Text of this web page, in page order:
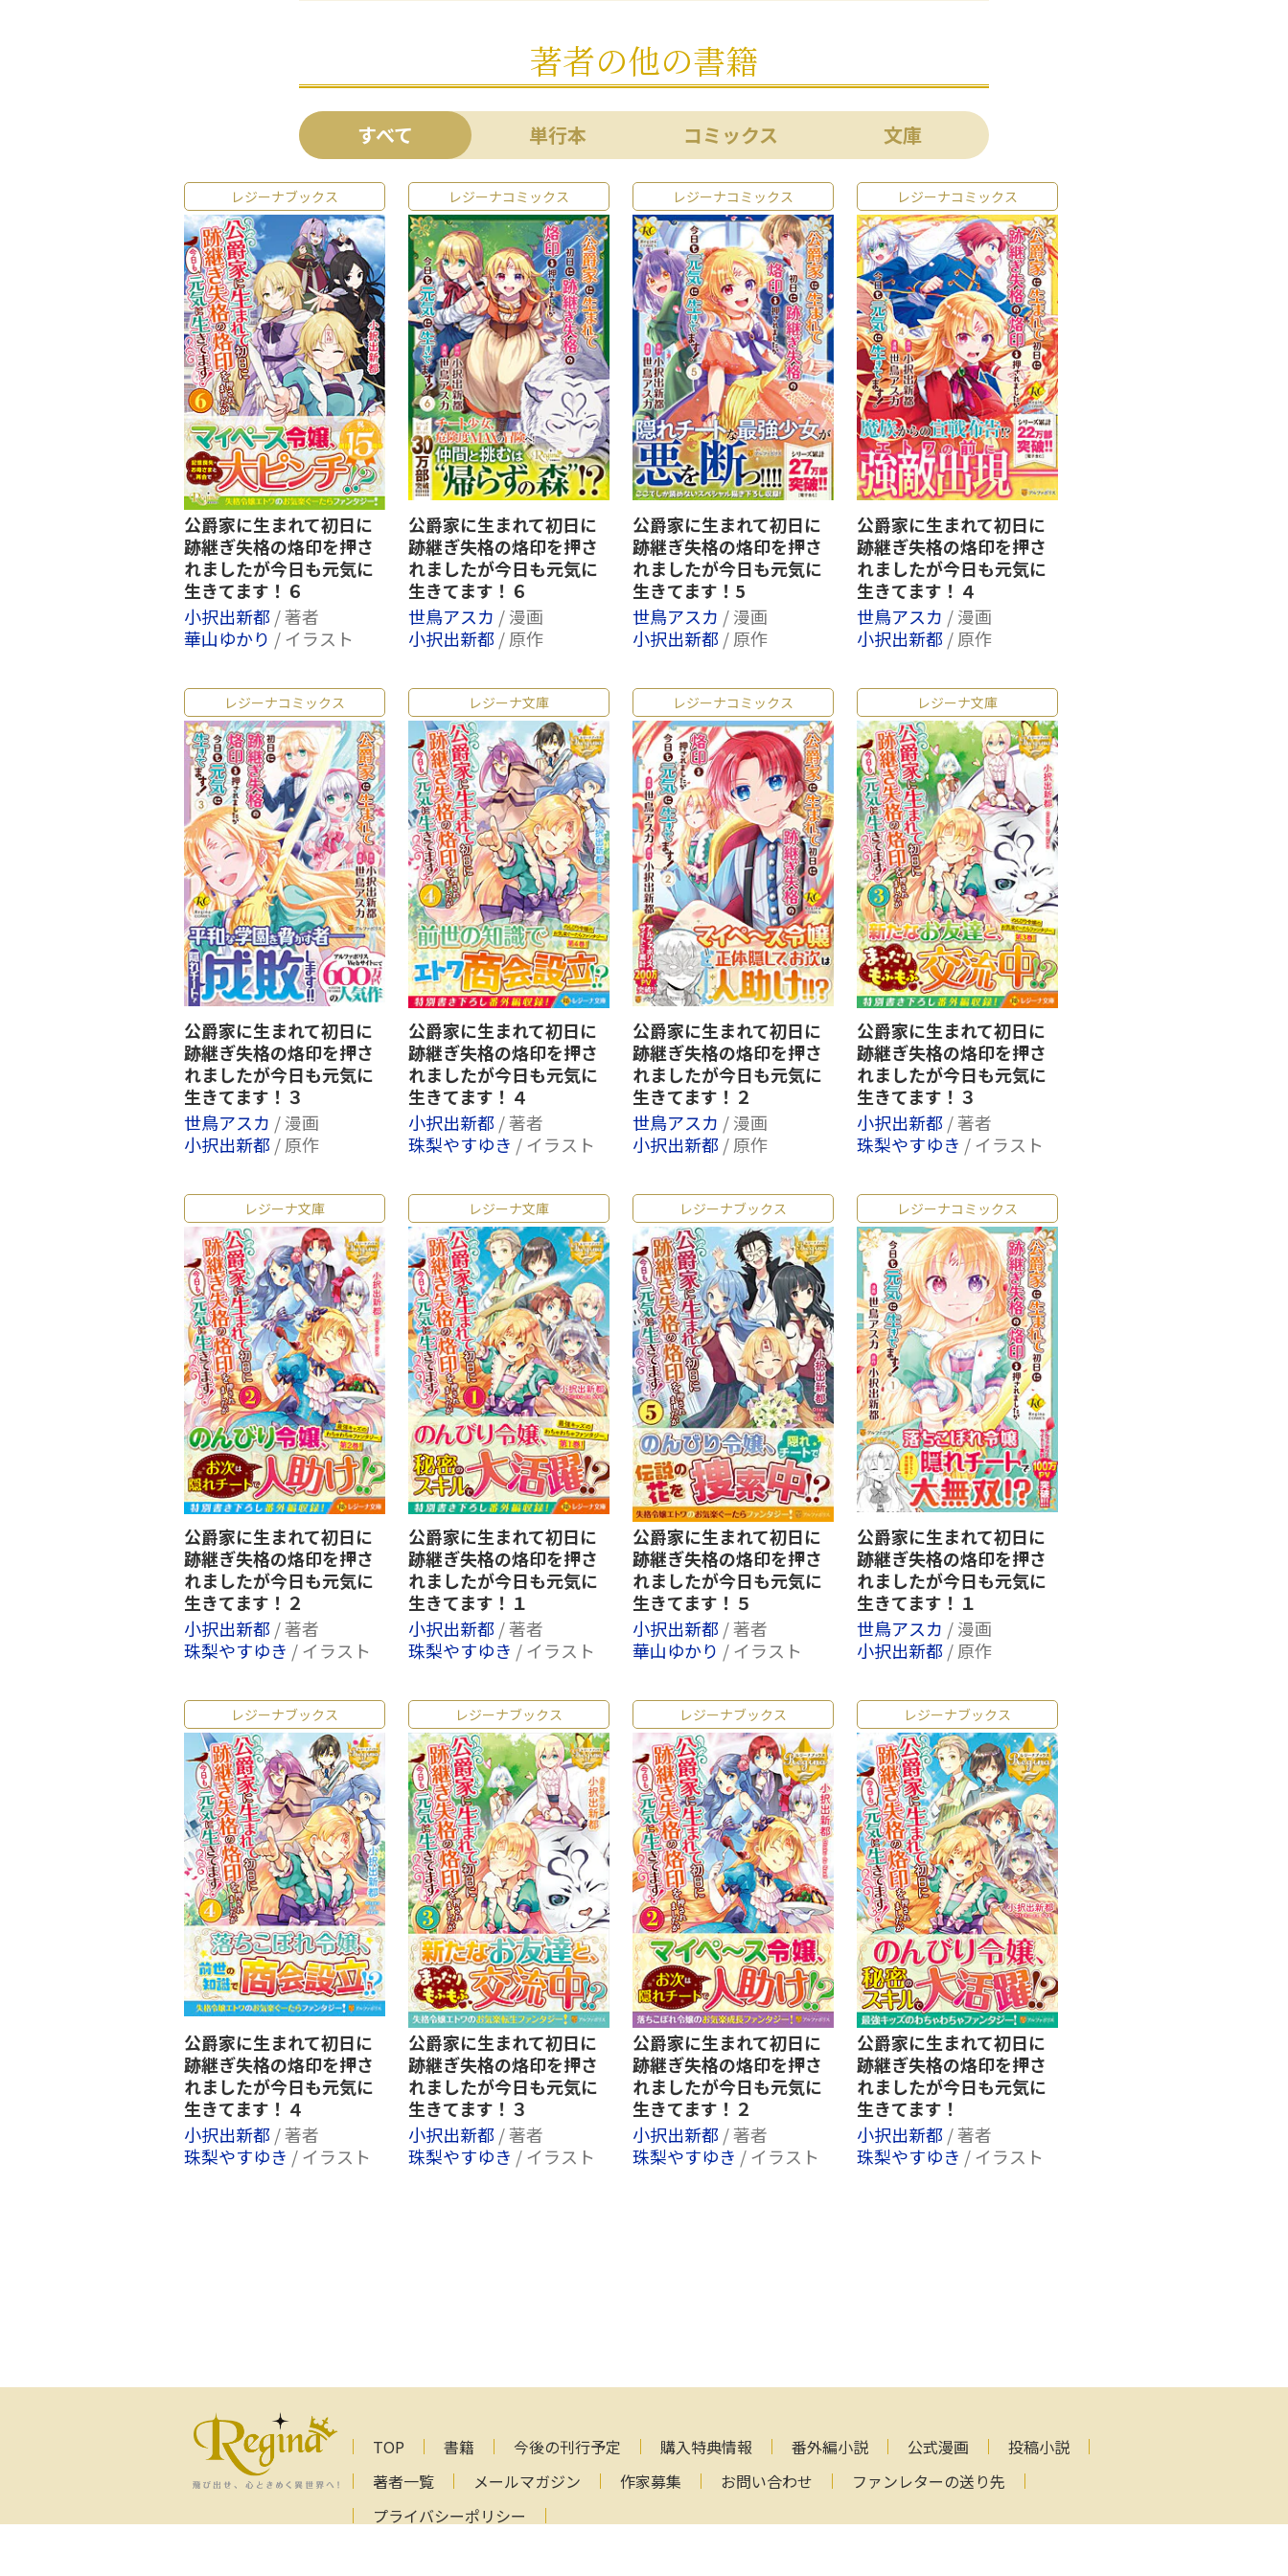
著者の他の書籍
すべて 単行本 コミックス 文庫
レジーナブックス
公爵家に生まれて初日に
跡継ぎ失格の烙印を押さ
れましたが今日も元気に
生きてます！６
小択出新都 / 著者
華山ゆかり / イラスト
レジーナコミックス
公爵家に生まれて初日に
跡継ぎ失格の烙印を押さ
れましたが今日も元気に
生きてます！６
世鳥アスカ / 漫画
小択出新都 / 原作
レジーナコミックス
公爵家に生まれて初日に
跡継ぎ失格の烙印を押さ
れましたが今日も元気に
生きてます！5
世鳥アスカ / 漫画
小択出新都 / 原作
レジーナコミックス
公爵家に生まれて初日に
跡継ぎ失格の烙印を押さ
れましたが今日も元気に
生きてます！４
世鳥アスカ / 漫画
小択出新都 / 原作
レジーナコミックス
公爵家に生まれて初日に
跡継ぎ失格の烙印を押さ
れましたが今日も元気に
生きてます！３
世鳥アスカ / 漫画
小択出新都 / 原作
レジーナ文庫
公爵家に生まれて初日に
跡継ぎ失格の烙印を押さ
れましたが今日も元気に
生きてます！４
小択出新都 / 著者
珠梨やすゆき / イラスト
レジーナコミックス
公爵家に生まれて初日に
跡継ぎ失格の烙印を押さ
れましたが今日も元気に
生きてます！２
世鳥アスカ / 漫画
小択出新都 / 原作
レジーナ文庫
公爵家に生まれて初日に
跡継ぎ失格の烙印を押さ
れましたが今日も元気に
生きてます！３
小択出新都 / 著者
珠梨やすゆき / イラスト
レジーナ文庫
公爵家に生まれて初日に
跡継ぎ失格の烙印を押さ
れましたが今日も元気に
生きてます！２
小択出新都 / 著者
珠梨やすゆき / イラスト
レジーナ文庫
公爵家に生まれて初日に
跡継ぎ失格の烙印を押さ
れましたが今日も元気に
生きてます！１
小択出新都 / 著者
珠梨やすゆき / イラスト
レジーナブックス
公爵家に生まれて初日に
跡継ぎ失格の烙印を押さ
れましたが今日も元気に
生きてます！５
小択出新都 / 著者
華山ゆかり / イラスト
レジーナコミックス
公爵家に生まれて初日に
跡継ぎ失格の烙印を押さ
れましたが今日も元気に
生きてます！１
世鳥アスカ / 漫画
小択出新都 / 原作
レジーナブックス
公爵家に生まれて初日に
跡継ぎ失格の烙印を押さ
れましたが今日も元気に
生きてます！４
小択出新都 / 著者
珠梨やすゆき / イラスト
レジーナブックス
公爵家に生まれて初日に
跡継ぎ失格の烙印を押さ
れましたが今日も元気に
生きてます！３
小択出新都 / 著者
珠梨やすゆき / イラスト
レジーナブックス
公爵家に生まれて初日に
跡継ぎ失格の烙印を押さ
れましたが今日も元気に
生きてます！２
小択出新都 / 著者
珠梨やすゆき / イラスト
レジーナブックス
公爵家に生まれて初日に
跡継ぎ失格の烙印を押さ
れましたが今日も元気に
生きてます！
小択出新都 / 著者
珠梨やすゆき / イラスト
TOP 書籍 今後の刊行予定 購入特典情報 番外編小説 公式漫画
投稿小説
著者一覧
メールマガジン 作家募集 お問い合わせ
ファンレターの送り先
プライバシーポリシー